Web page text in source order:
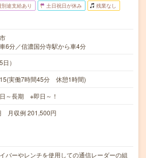
別途支給あり 土日祝日が休み 残業なし
6分／信濃国分寺駅から車4分
）
実働7時間45分 休憩1時間)
日～長期 ※即日～！
月収例 201,500円
バーやレンチを使用しての通信レーダーの組